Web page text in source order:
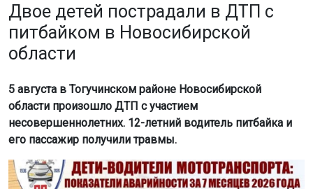
Информация появилась на онлайн-табло аэропорта
Толмачёво. Задержки составляют от получаса до
нескольких часов.
Сильнее всего задерживают два рейса из Сочи. Их
прилёт откладывается на шесть часов.